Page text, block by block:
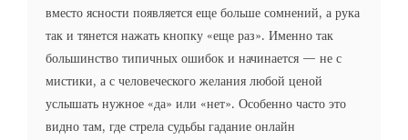
вместо ясности появляется еще больше сомнений, а рука
так и тянется нажать кнопку «еще раз». Именно так
большинство типичных ошибок и начинается — не с
мистики, а с человеческого желания любой ценой
услышать нужное «да» или «нет». Особенно часто это
видно там, где стрела судьбы гадание онлайн